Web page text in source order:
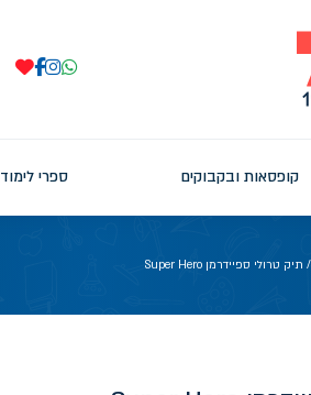
קופסאות ובקבוקים ספרי לימוד
/ תיק טרולי ספיידרמן Super Hero